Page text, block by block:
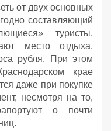
от двух основных
составляющий
туристы,
место отдыха,
рубля. При этом
крае
даже при покупке
несмотря на то,
о почти